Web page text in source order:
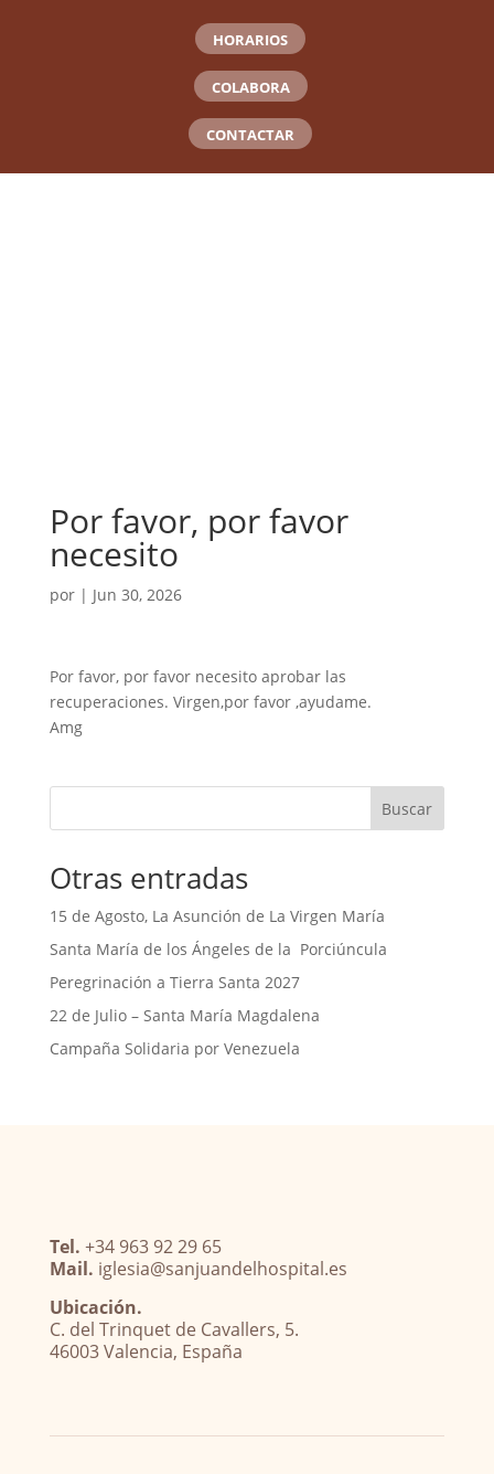
HORARIOS
COLABORA
CONTACTAR
Por favor, por favor
necesito
por | Jun 30, 2026
Por favor, por favor necesito aprobar las
recuperaciones. Virgen,por favor ,ayudame.
Amg
Buscar
Otras entradas
15 de Agosto, La Asunción de La Virgen María
Santa María de los Ángeles de la Porciúncula
Peregrinación a Tierra Santa 2027
22 de Julio – Santa María Magdalena
Campaña Solidaria por Venezuela
Tel. +34 963 92 29 65
Mail. iglesia@sanjuandelhospital.es
Ubicación.
C. del Trinquet de Cavallers, 5.
46003 Valencia, España